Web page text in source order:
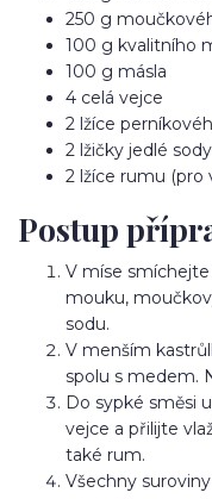
250 g
100 g kvalitního
100 g másla
4 celá vejce
2 lžíce
2 lžičky jedlé sody
2 lžíce rumu (pro
Postup
V míse
mouku,
sodu.
V menším
spolu s medem.
Do sypké směsi
vejce a přilijte
také rum.
Všechny